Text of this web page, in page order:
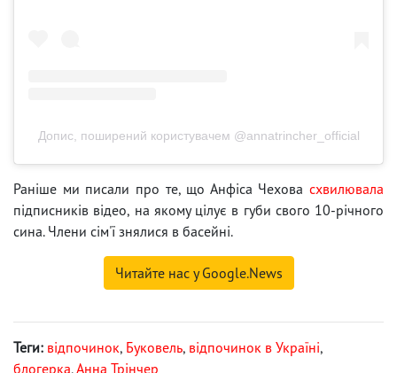
Допис, поширений користувачем @annatrincher_official
Раніше ми писали про те, що Анфіса Чехова схвилювала
підписників відео, на якому цілує в губи свого 10-річного
сина. Члени сім'ї знялися в басейні.
Читайте нас у Google.News
Теги: відпочинок, Буковель, відпочинок в Україні,
блогерка,Анна Трінчер